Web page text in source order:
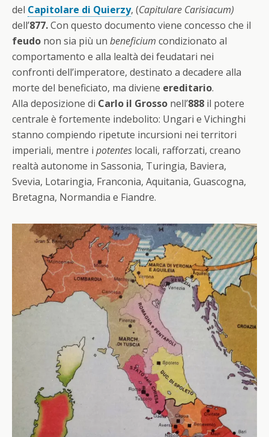
del Capitolare di Quierzy, (Capitulare Carisiacum)
dell’877.Con questo documento viene concesso che il
feudo non sia più un beneficium condizionato al
comportamento e alla lealtà dei feudatari nei
confronti dell’imperatore, destinato a decadere alla
morte del beneficiato, ma diviene ereditario.
Alla deposizione di Carlo il Grosso nell’888 il potere
centrale è fortemente indebolito: Ungari e Vichinghi
stanno compiendo ripetute incursioni nei territori
imperiali, mentre i potentes locali, rafforzati, creano
realtà autonome in Sassonia, Turingia, Baviera,
Svevia, Lotaringia, Franconia, Aquitania, Guascogna,
Bretagna, Normandia e Fiandre.